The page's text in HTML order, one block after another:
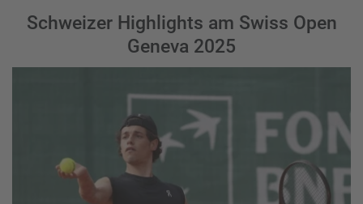
Schweizer Highlights am Swiss Open
Geneva 2025